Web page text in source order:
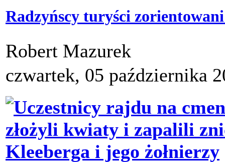
Radzyńscy turyści
Robert Mazurek
czwartek, 05 października